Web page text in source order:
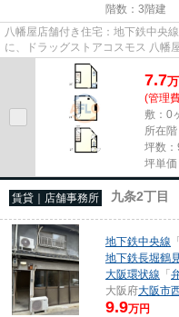
階数：3階建
八幡屋店舗付き住宅：地下鉄中央
に、ドラッグストアコスモス 八幡
性の高い物件です。駅まで徒歩...
7.7万
(管理
敷：0
所在
坪数
坪単価
賃貸｜店舗事務所 九条2丁目
地下鉄中央線
地下鉄長堀鶴
大阪環状線 「
大阪府大阪市
9.9万円